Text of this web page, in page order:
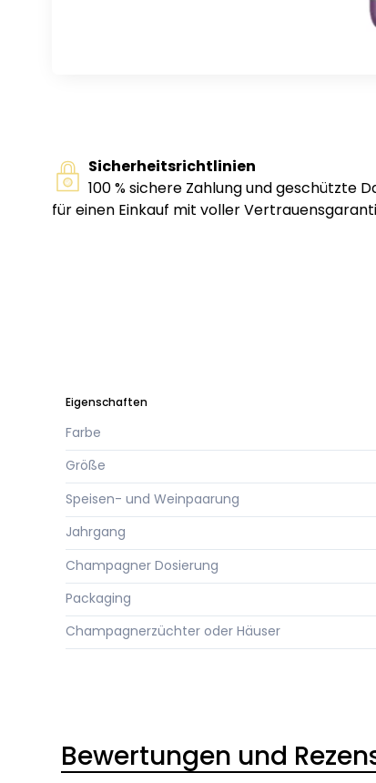
Sicherheitsrichtlinien
100 % sichere Zahlung und geschützte
für einen Einkauf mit voller
Eigenschaften
Farbe
Größe
Speisen- und Weinpaarung
Jahrgang
Champagner Dosierung
Packaging
Champagnerzüchter oder Häuser
Bewertungen und